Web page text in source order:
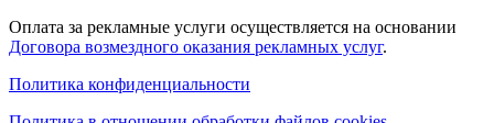
Оплата за рекламные услуги осуществляется на основании
Договора возмездного оказания рекламных услуг.
Политика конфиденциальности